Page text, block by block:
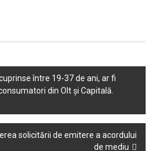
între 19-37 de ani, ar fi
din Olt și Capitală.
solicitării de emitere a acordului
de mediu